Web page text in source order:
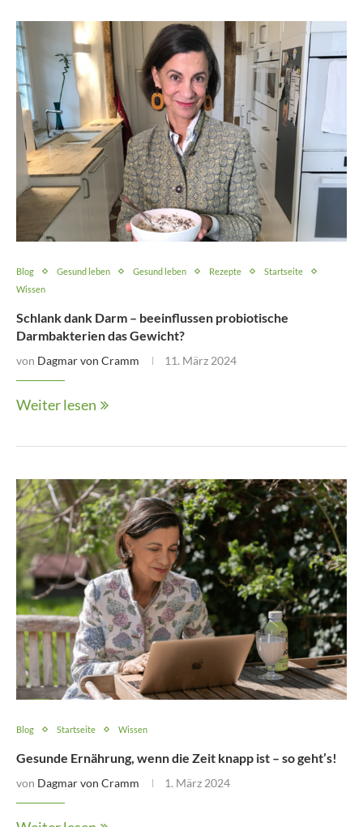
Blog Gesund leben Gesund leben Rezepte
Startseite
Wissen
Schlank dank Darm – beeinflussen probiotische
Darmbakterien das Gewicht?
von Dagmar von Cramm 11. März 2024
Weiter lesen
Blog Startseite Wissen
Gesunde Ernährung, wenn die Zeit knapp ist – so geht’s!
von Dagmar von Cramm 1. März 2024